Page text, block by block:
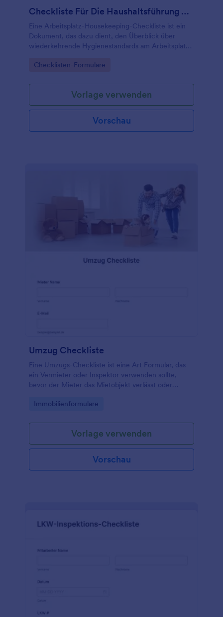
Checkliste Für Die Haushaltsführung Am Arbeitsplatz
Eine Arbeitsplatz-Housekeeping-Checkliste ist ein
Dokument, das dazu dient, den Überblick über
wiederkehrende Hygienestandards am Arbeitsplatz
Go to Category:
Checklisten-Formulare
Vorlage verwenden
Vorschau
Umzug Checkliste
Eine Umzugs-Checkliste ist eine Art Formular, das
ein Vermieter oder Inspektor verwenden sollte,
bevor der Mieter das Mietobjekt verlässt oder
Go to Category:
Immobilienformulare
Vorlage verwenden
Vorschau